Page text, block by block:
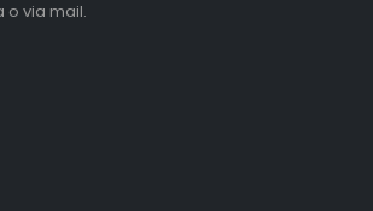
o via mail.